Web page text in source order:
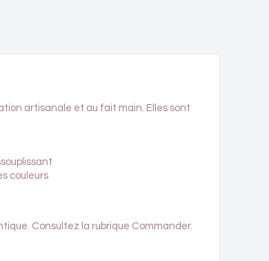
artisanale et au fait main. Elles sont
couleurs
Consultez la rubrique Commander.